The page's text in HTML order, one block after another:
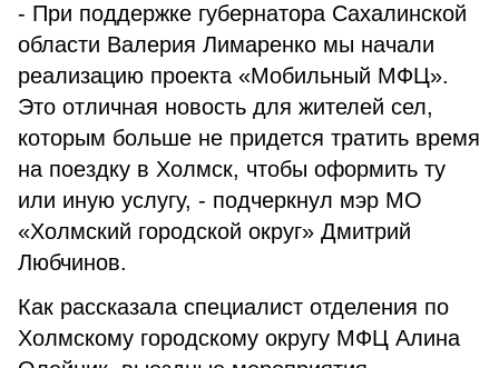
- При поддержке губернатора Сахалинской
области Валерия Лимаренко мы начали
реализацию проекта «Мобильный МФЦ».
Это отличная новость для жителей сел,
которым больше не придется тратить время
на поездку в Холмск, чтобы оформить ту
или иную услугу, - подчеркнул мэр МО
«Холмский городской округ» Дмитрий
Любчинов.
Как рассказала специалист отделения по
Холмскому городскому округу МФЦ Алина